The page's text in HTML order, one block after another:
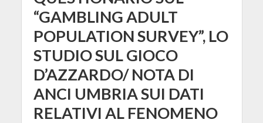
“GAMBLING ADULT
POPULATION SURVEY”, LO
STUDIO SUL GIOCO
D’AZZARDO/ NOTA DI
ANCI UMBRIA SUI DATI
RELATIVI AL FENOMENO